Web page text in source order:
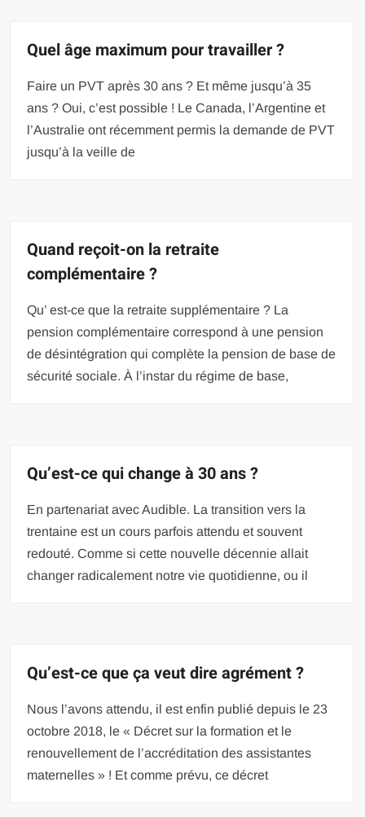
Quel âge maximum pour travailler ?
Faire un PVT après 30 ans ? Et même jusqu’à 35
ans ? Oui, c’est possible ! Le Canada, l’Argentine et
l’Australie ont récemment permis la demande de PVT
jusqu’à la veille de
Quand reçoit-on la retraite
complémentaire ?
Qu’ est-ce que la retraite supplémentaire ? La
pension complémentaire correspond à une pension
de désintégration qui complète la pension de base de
sécurité sociale. À l’instar du régime de base,
Qu’est-ce qui change à 30 ans ?
En partenariat avec Audible. La transition vers la
trentaine est un cours parfois attendu et souvent
redouté. Comme si cette nouvelle décennie allait
changer radicalement notre vie quotidienne, ou il
Qu’est-ce que ça veut dire agrément ?
Nous l’avons attendu, il est enfin publié depuis le 23
octobre 2018, le « Décret sur la formation et le
renouvellement de l’accréditation des assistantes
maternelles » ! Et comme prévu, ce décret